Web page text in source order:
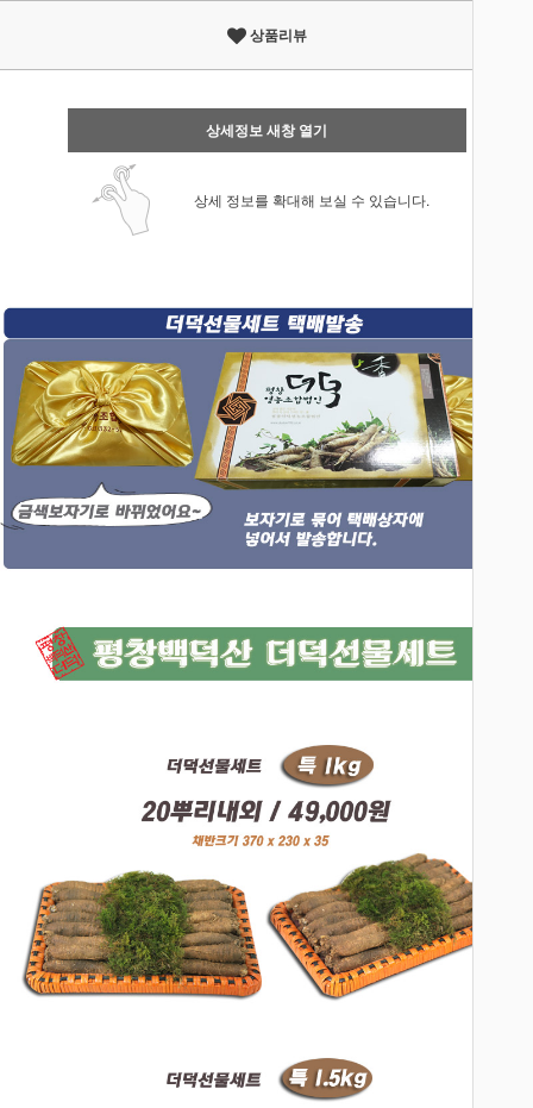
상품리뷰
상세정보 새창 열기
상세 정보를 확대해 보실 수 있습니다.